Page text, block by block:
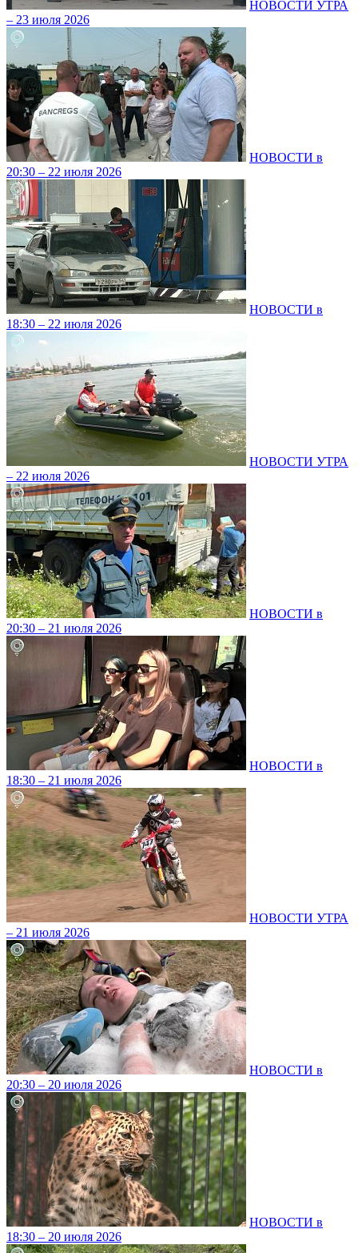
НОВОСТИ УТРА
– 23 июля 2026
НОВОСТИ в
20:30 – 22 июля 2026
НОВОСТИ в
18:30 – 22 июля 2026
НОВОСТИ УТРА
– 22 июля 2026
НОВОСТИ в
20:30 – 21 июля 2026
НОВОСТИ в
18:30 – 21 июля 2026
НОВОСТИ УТРА
– 21 июля 2026
НОВОСТИ в
20:30 – 20 июля 2026
НОВОСТИ в
18:30 – 20 июля 2026